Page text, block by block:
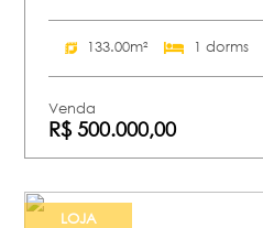
133.00m² 1 dorms
Venda
R$ 500.000,00
LOJA